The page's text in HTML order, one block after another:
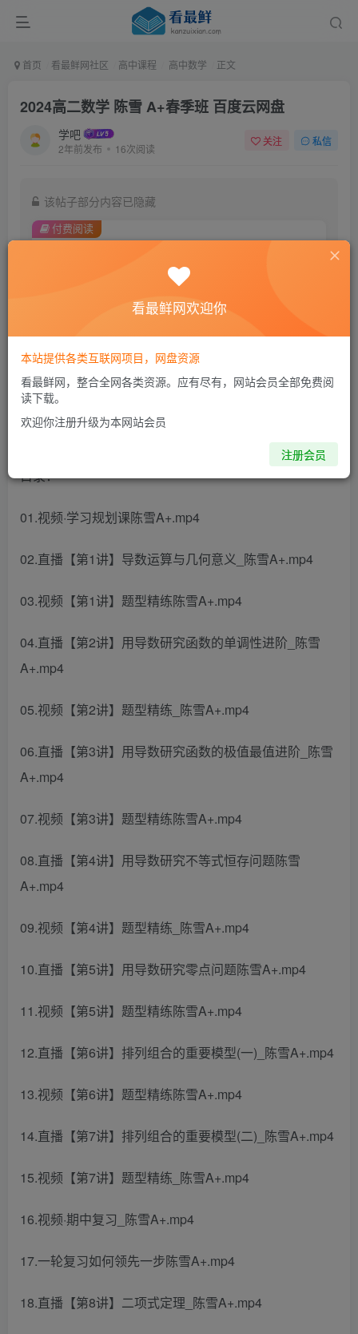
首页 看最鲜网社区 高中课程 高中数学 正文
2024高二数学 陈雪 A+春季班 百度云网盘
学吧
2年前发布 16次阅读
关注 私信
该帖子部分内容已隐藏
付费阅读
9.9
此内容为付费阅读，请付费后查看
2024高二数学 陈雪数学 A+春季班 更新中
目录：
01.视频·学习规划课陈雪A+.mp4
02.直播【第1讲】导数运算与几何意义_陈雪A+.mp4
03.视频【第1讲】题型精练陈雪A+.mp4
04.直播【第2讲】用导数研究函数的单调性进阶_陈雪
A+.mp4
05.视频【第2讲】题型精练_陈雪A+.mp4
06.直播【第3讲】用导数研究函数的极值最值进阶_陈雪
A+.mp4
07.视频【第3讲】题型精练陈雪A+.mp4
08.直播【第4讲】用导数研究不等式恒存问题陈雪
A+.mp4
09.视频【第4讲】题型精练_陈雪A+.mp4
10.直播【第5讲】用导数研究零点问题陈雪A+.mp4
11.视频【第5讲】题型精练陈雪A+.mp4
12.直播【第6讲】排列组合的重要模型(一)_陈雪A+.mp4
13.视频【第6讲】题型精练陈雪A+.mp4
14.直播【第7讲】排列组合的重要模型(二)_陈雪A+.mp4
15.视频【第7讲】题型精练_陈雪A+.mp4
16.视频·期中复习_陈雪A+.mp4
17.一轮复习如何领先一步陈雪A+.mp4
18.直播【第8讲】二项式定理_陈雪A+.mp4
看最鲜网欢迎你
本站提供各类互联网项目，网盘资源
看最鲜网，整合全网各类资源。应有尽有，网站会员全部免费阅
读下载。
欢迎你注册升级为本网站会员
注册会员